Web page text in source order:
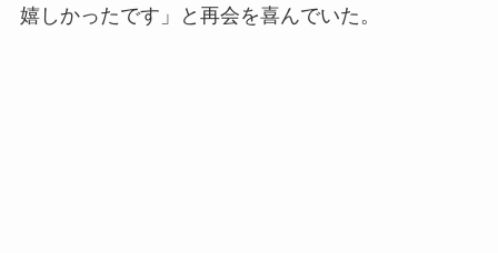
嬉しかったです」と再会を喜んでいた。